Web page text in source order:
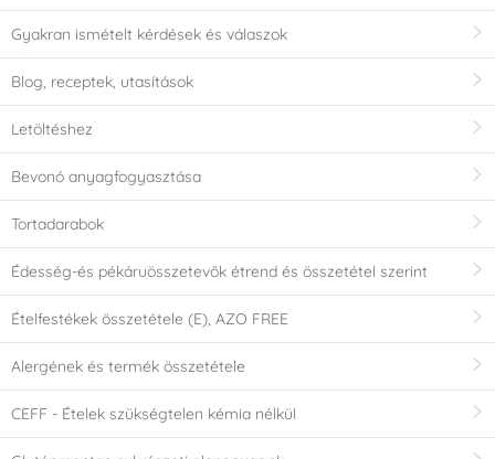
Gyakran ismételt kérdések és válaszok
Blog, receptek, utasítások
Letöltéshez
Bevonó anyagfogyasztása
Tortadarabok
Édesség-és pékáruösszetevők étrend és összetétel szerint
Ételfestékek összetétele (E), AZO FREE
Alergének és termék összetétele
CEFF - Ételek szükségtelen kémia nélkül